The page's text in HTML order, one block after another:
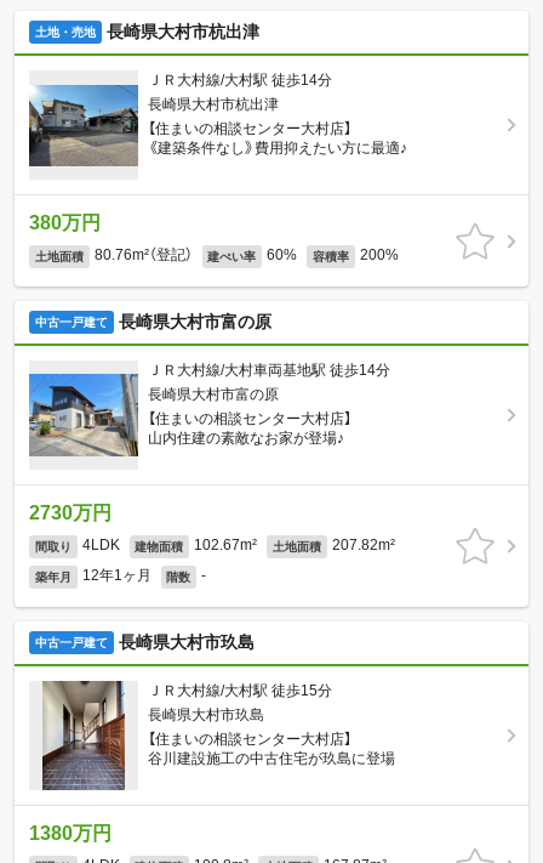
土地・売地 長崎県大村市杭出津
ＪＲ大村線/大村駅 徒歩14分
長崎県大村市杭出津
【住まいの相談センター大村店】
《建築条件なし》費用抑えたい方に最適♪
380万円
土地面積 80.76m²（登記） 建ぺい率 60% 容積率 200%
中古一戸建て 長崎県大村市富の原
ＪＲ大村線/大村車両基地駅 徒歩14分
長崎県大村市富の原
【住まいの相談センター大村店】
山内住建の素敵なお家が登場♪
2730万円
間取り 4LDK 建物面積 102.67m² 土地面積 207.82m²
築年月 12年1ヶ月 階数 -
中古一戸建て 長崎県大村市玖島
ＪＲ大村線/大村駅 徒歩15分
長崎県大村市玖島
【住まいの相談センター大村店】
谷川建設施工の中古住宅が玖島に登場
1380万円